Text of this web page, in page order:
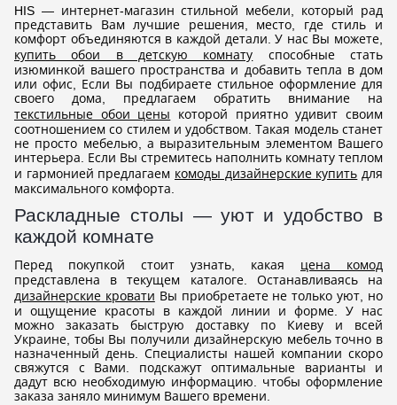
HIS — интернет-магазин стильной мебели, который рад
представить Вам лучшие решения, место, где стиль и
комфорт объединяются в каждой детали. У нас Вы можете,
купить обои в детскую комнату способные стать
изюминкой вашего пространства и добавить тепла в дом
или офис, Если Вы подбираете стильное оформление для
своего дома, предлагаем обратить внимание на
текстильные обои цены которой приятно удивит своим
соотношением со стилем и удобством. Такая модель станет
не просто мебелью, а выразительным элементом Вашего
интерьера. Если Вы стремитесь наполнить комнату теплом
и гармонией предлагаем комоды дизайнерские купить для
максимального комфорта.
Раскладные столы — уют и удобство в
каждой комнате
Перед покупкой стоит узнать, какая цена комод
представлена в текущем каталоге. Останавливаясь на
дизайнерские кровати Вы приобретаете не только уют, но
и ощущение красоты в каждой линии и форме. У нас
можно заказать быструю доставку по Киеву и всей
Украине, тобы Вы получили дизайнерскую мебель точно в
назначенный день. Специалисты нашей компании скоро
свяжутся с Вами. подскажут оптимальные варианты и
дадут всю необходимую информацию. чтобы оформление
заказа заняло минимум Вашего времени.